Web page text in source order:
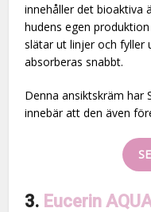
innehåller det bioaktiva
hudens egen
slätar ut linjer och fyller
absorberas snabbt.
Denna ansiktskräm har
innebär att den även
3. Eucerin